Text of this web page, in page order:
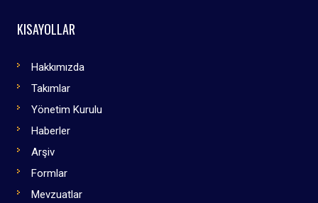
KISAYOLLAR
Hakkımızda
Takımlar
Yönetim Kurulu
Haberler
Arşiv
Formlar
Mevzuatlar